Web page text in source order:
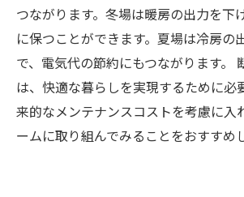
つながります。冬場は暖房の出力を下
に保つことができます。夏場は冷房の
で、電気代の節約にもつながります。
は、快適な暮らしを実現するために必
来的なメンテナンスコストを考慮に入
ームに取り組んでみることをおすすめ